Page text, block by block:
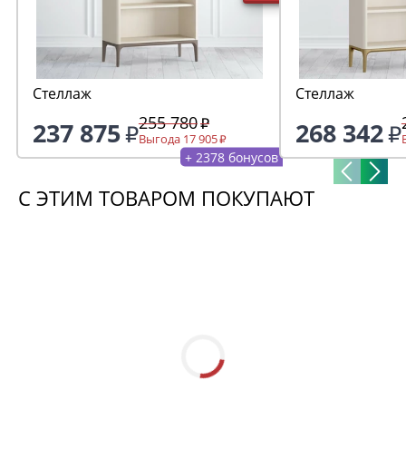
Стеллаж
237 875 255 780
Выгода 17 905
+ 2378 бонусов
Стеллаж
268 342
С ЭТИМ ТОВАРОМ ПОКУПАЮТ